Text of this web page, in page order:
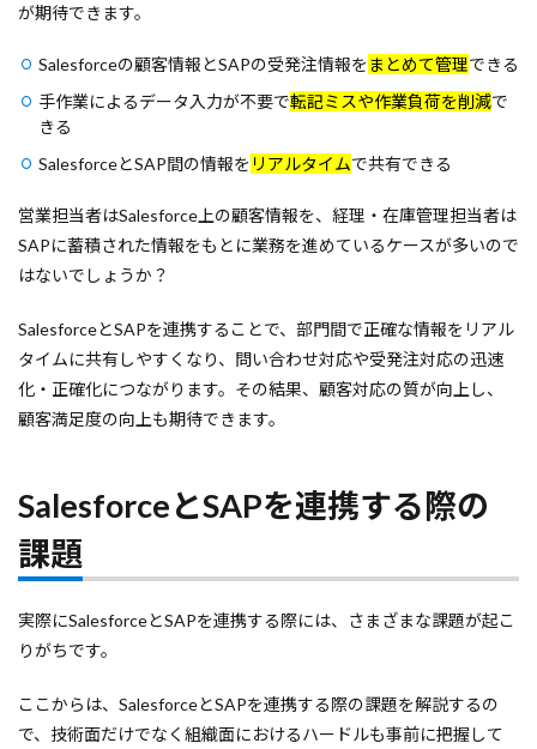
が期待できます。
Salesforceの顧客情報とSAPの受発注情報をまとめて管理できる
手作業によるデータ入力が不要で転記ミスや作業負荷を削減で
きる
SalesforceとSAP間の情報を リアルタイムで共有できる
営業担当者はSalesforce上の顧客情報を、経理・在庫管理担当者は
SAPに蓄積された情報をもとに業務を進めているケースが多いので
はないでしょうか？
SalesforceとSAPを連携することで、部門間で正確な情報をリアル
タイムに共有しやすくなり、問い合わせ対応や受発注対応の迅速
化・正確化につながります。その結果、顧客対応の質が向上し、
顧客満足度の向上も期待できます。
SalesforceとSAPを連携する際の
課題
実際にSalesforceとSAPを連携する際には、さまざまな課題が起こ
りがちです。
ここからは、SalesforceとSAPを連携する際の課題を解説するの
で、技術面だけでなく組織面におけるハードルも事前に把握して